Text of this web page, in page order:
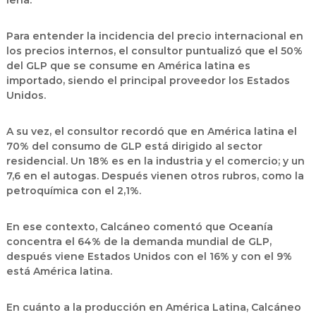
Para entender la incidencia del precio internacional en
los precios internos, el consultor puntualizó que el 50%
del GLP que se consume en América latina es
importado, siendo el principal proveedor los Estados
Unidos.
A su vez, el consultor recordó que en América latina el
70% del consumo de GLP está dirigido al sector
residencial. Un 18% es en la industria y el comercio; y un
7,6 en el autogas. Después vienen otros rubros, como la
petroquímica con el 2,1%.
En ese contexto, Calcáneo comentó que Oceanía
concentra el 64% de la demanda mundial de GLP,
después viene Estados Unidos con el 16% y con el 9%
está América latina.
En cuánto a la producción en América Latina, Calcáneo